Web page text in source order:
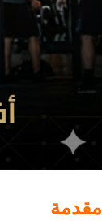
مقدمة